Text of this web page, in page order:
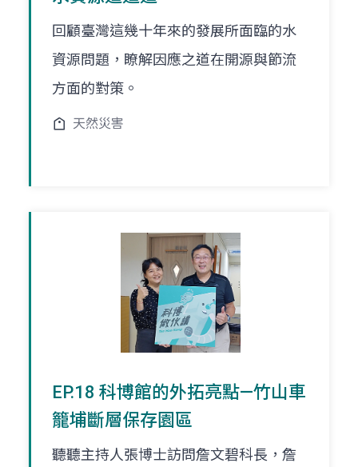
回顧臺灣這幾十年來的發展所面臨的水
資源問題，瞭解因應之道在開源與節流
方面的對策。
天然災害
EP.18 科博館的外拓亮點—竹山車
籠埔斷層保存園區
聽聽主持人張博士訪問詹文碧科長，詹